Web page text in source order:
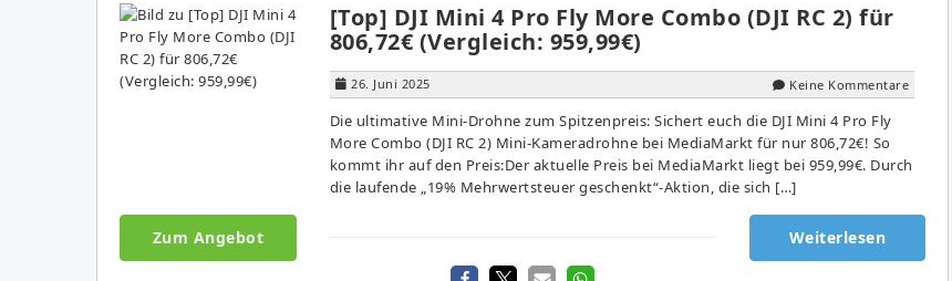
[Top] DJI Mini 4 Pro Fly More Combo (DJI RC 2) für
806,72€ (Vergleich: 959,99€)
26. Juni 2025 Keine Kommentare
Die ultimative Mini-Drohne zum Spitzenpreis: Sichert euch die DJI Mini 4 Pro Fly
More Combo (DJI RC 2) Mini-Kameradrohne bei MediaMarkt für nur 806,72€! So
kommt ihr auf den Preis:Der aktuelle Preis bei MediaMarkt liegt bei 959,99€. Durch
die laufende „19% Mehrwertsteuer geschenkt“-Aktion, die sich […]
Zum Angebot Weiterlesen